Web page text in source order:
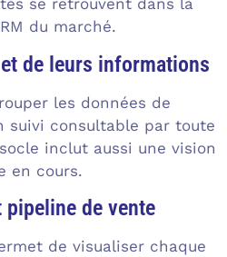
se retrouvent dans la
du marché.
de leurs informations
les données de
suivi consultable par toute
inclut aussi une vision
en cours.
de vente
de visualiser chaque